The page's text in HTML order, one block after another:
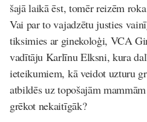
šajā laikā ēst, tomēr reizēm
Vai par to vajadzētu justies
tiksimies ar ginekoloģi, VCA
vadītāju Karlīnu Elksni, kura
ieteikumiem, kā veidot uzturu
atbildēs uz topošajām
grēkot nekaitīgāk?